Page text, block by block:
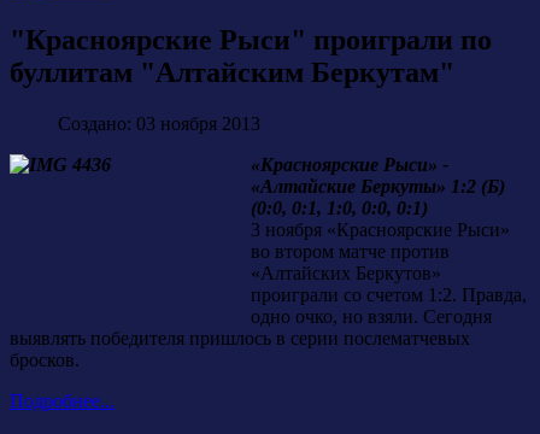
"Красноярские Рыси" проиграли по
буллитам "Алтайским Беркутам"
Создано: 03 ноября 2013
«Красноярские Рыси» -
«Алтайские Беркуты» 1:2 (Б)
(0:0, 0:1, 1:0, 0:0, 0:1)
3 ноября «Красноярские Рыси»
во втором матче против
«Алтайских Беркутов»
проиграли со счетом 1:2. Правда,
одно очко, но взяли. Сегодня
выявлять победителя пришлось в серии послематчевых
бросков.
Подробнее...